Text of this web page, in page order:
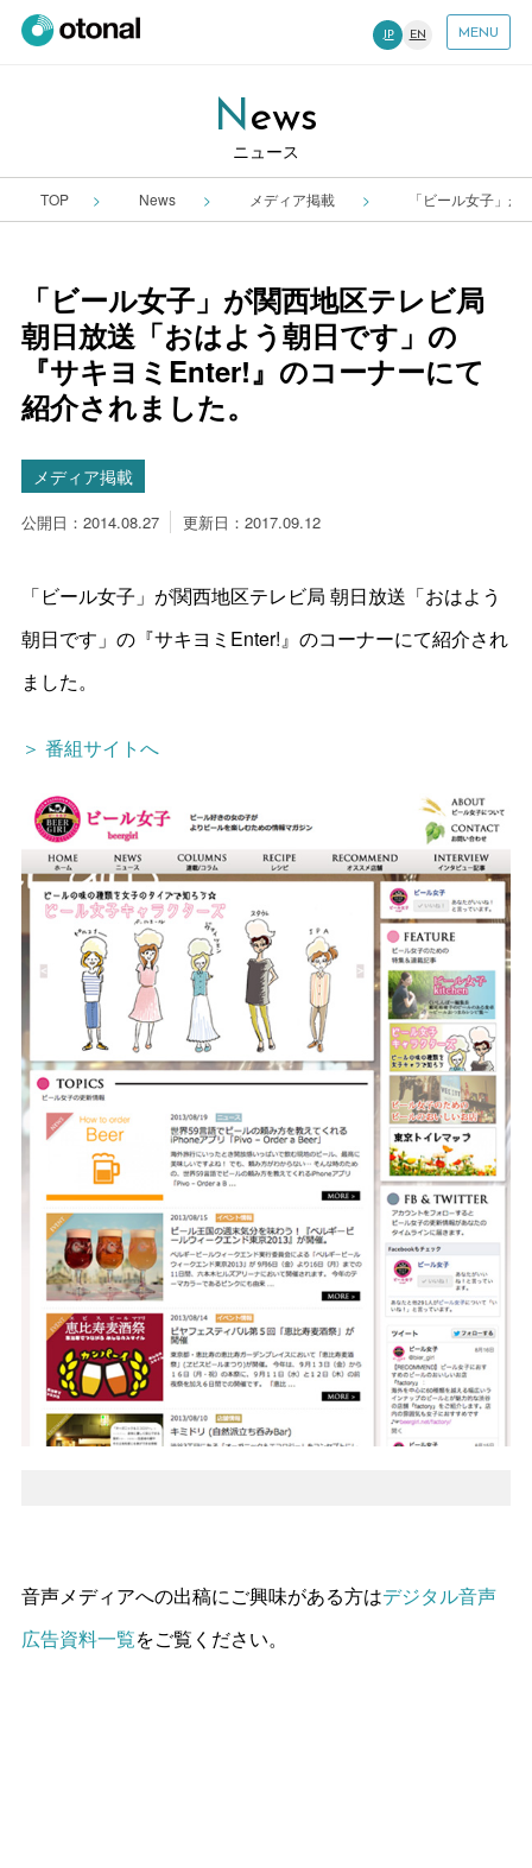
JP EN MENU
News
ニュース
TOP News メディア掲載 「ビール女子」
「ビール女子」が関西地区テレビ局
朝日放送「おはよう朝日です」の
『サキヨミEnter!』のコーナーにて
紹介されました。
メディア掲載
公開日：2014.08.27 更新日：2017.09.12
「ビール女子」が関西地区テレビ局 朝日放送「おはよう
朝日です」の『サキヨミEnter!』のコーナーにて紹介され
ました。
＞ 番組サイトへ
音声メディアへの出稿にご興味がある方はデジタル音声
広告資料一覧をご覧ください。